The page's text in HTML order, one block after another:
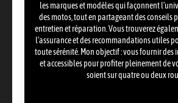
les marques et modèles qui façonnent
des motos, tout en partageant des conseils
entretien et réparation. Vous trouverez
l’assurance et des recommandations utiles
toute sérénité. Mon objectif : vous fournir
et accessibles pour profiter pleinement de
soient sur quatre ou deux